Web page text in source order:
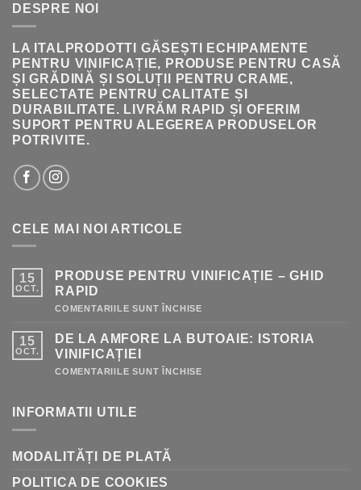
DESPRE NOI
LA ITALPRODOTTI GĂSEȘTI ECHIPAMENTE
PENTRU VINIFICAȚIE, PRODUSE PENTRU CASĂ
ȘI GRĂDINĂ ȘI SOLUȚII PENTRU CRAME,
SELECTATE PENTRU CALITATE ȘI
DURABILITATE. LIVRĂM RAPID ȘI OFERIM
SUPORT PENTRU ALEGEREA PRODUSELOR
POTRIVITE.
CELE MAI NOI ARTICOLE
15
OCT.
PRODUSE PENTRU VINIFICAȚIE – GHID
RAPID
COMENTARIILE SUNT ÎNCHISE
VINIFICAȚIE
15
OCT.
DE LA AMFORE LA BUTOAIE: ISTORIA
VINIFICAȚIEI
COMENTARIILE SUNT ÎNCHISE
INFORMATII UTILE
MODALITĂȚI DE PLATĂ
POLITICA DE COOKIES